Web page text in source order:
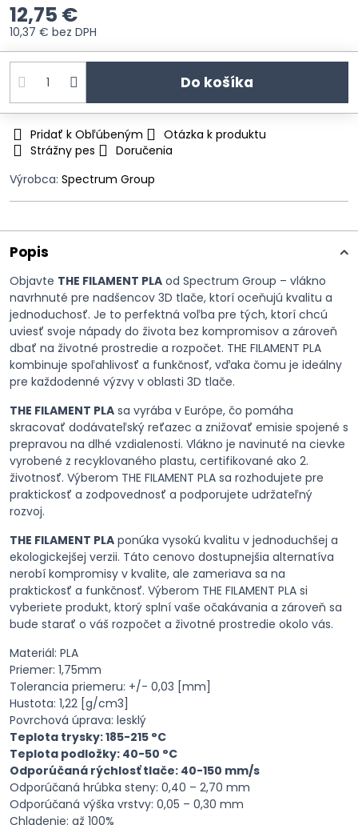
12,75 €
10,37 € bez DPH
Do košíka
Pridať k Obľúbeným
Otázka k produktu
Strážny pes
Doručenia
Výrobca: Spectrum Group
Popis
Objavte THE FILAMENT PLA od Spectrum Group – vlákno
navrhnuté pre nadšencov 3D tlače, ktorí oceňujú kvalitu a
jednoduchosť. Je to perfektná voľba pre tých, ktorí chcú
uviesť svoje nápady do života bez kompromisov a zároveň
dbať na životné prostredie a rozpočet. THE FILAMENT PLA
kombinuje spoľahlivosť a funkčnosť, vďaka čomu je ideálny
pre každodenné výzvy v oblasti 3D tlače.
THE FILAMENT PLA sa vyrába v Európe, čo pomáha
skracovať dodávateľský reťazec a znižovať emisie spojené s
prepravou na dlhé vzdialenosti. Vlákno je navinuté na cievke
vyrobené z recyklovaného plastu, certifikované ako 2.
životnosť. Výberom THE FILAMENT PLA sa rozhodujete pre
praktickosť a zodpovednosť a podporujete udržateľný
rozvoj.
THE FILAMENT PLA ponúka vysokú kvalitu v jednoduchšej a
ekologickejšej verzii. Táto cenovo dostupnejšia alternatíva
nerobí kompromisy v kvalite, ale zameriava sa na
praktickosť a funkčnosť. Výberom THE FILAMENT PLA si
vyberiete produkt, ktorý splní vaše očakávania a zároveň sa
bude starať o váš rozpočet a životné prostredie okolo vás.
Materiál: PLA
Priemer: 1,75mm
Tolerancia priemeru: +/- 0,03 [mm]
Hustota: 1,22 [g/cm3]
Povrchová úprava: lesklý
Teplota trysky: 185-215 °C
Teplota podložky: 40-50 °C
Odporúčaná rýchlosť tlače: 40-150 mm/s
Odporúčaná hrúbka steny: 0,40 – 2,70 mm
Odporúčaná výška vrstvy: 0,05 – 0,30 mm
Chladenie: až 100%